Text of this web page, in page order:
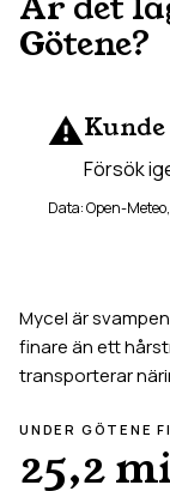
Götene?
⚠️
Försök
Data: Open-
Mycel är
finare än ett
transporterar
UNDER GÖTENE
25,2